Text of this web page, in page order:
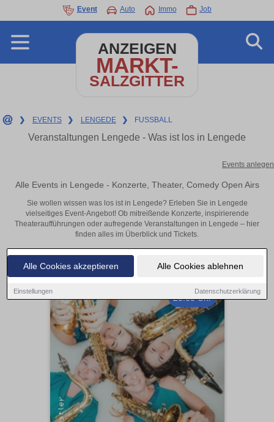
Alle Cookies akzeptieren Alle Cookies ablehnen
Einstellungen Datenschutzerklärung
Event Auto Immo Job
ANZEIGEN
MARKT-
SALZGITTER
❯ EVENTS ❯ LENGEDE ❯ FUSSBALL
Veranstaltungen Lengede - Was ist los in Lengede
Events anlegen
Alle Events in Lengede - Konzerte, Theater, Comedy Open Airs
Sie wollen wissen was los ist in Lengede? Erleben Sie in Lengede
vielseitiges Event-Angebot! Ob mitreißende Konzerte, inspirierende
Theateraufführungen oder aufregende Veranstaltungen in Lengede – hier
finden alles im Überblick und Tickets.
20:00 Uhr